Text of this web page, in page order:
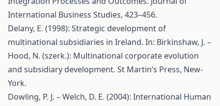
International Business Studies, 423–456.
Delany, E. (1998): Strategic development of
multinational subsidiaries in Ireland. In: Birkinshaw, J. –
Hood, N. (szerk.): Multinational corporate evolution
and subsidiary development. St Martin’s Press, New-
York.
Dowling, P. J. – Welch, D. E. (2004): International Human